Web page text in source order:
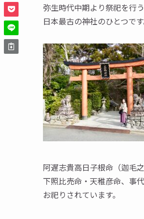
弥生時代中期より祭祀を行う
日本最古の神社のひとつです
阿遅志貴高日子根命（迦毛
下照比売命・天稚彦命、事
お祀りされています。